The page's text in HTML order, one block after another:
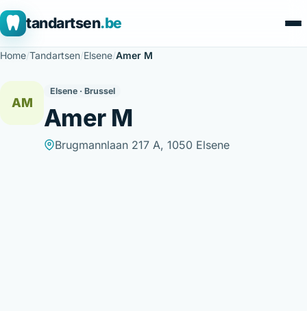
tandartsen.be
Home/Tandartsen/Elsene/Amer M
AM
Elsene · Brussel
Amer M
Brugmannlaan 217 A, 1050 Elsene